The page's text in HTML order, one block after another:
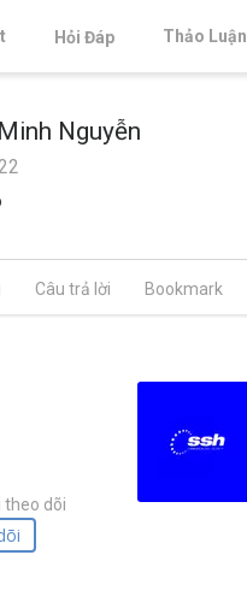
Hỏi Đáp Thảo Luận
Nguyễn
Câu trả lời Bookmark
theo dõi